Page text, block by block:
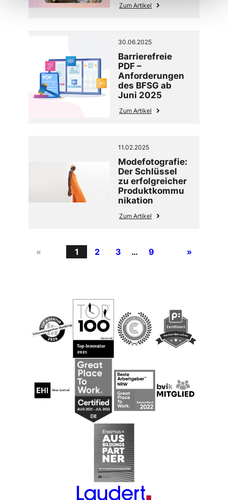
Zum Artikel
30.06.2025
Barrierefreie
PDF –
Anforderungen
des BFSG ab
Juni 2025
Zum Artikel
11.02.2025
Modefotografie:
Der Schlüssel
zu erfolgreicher
Produktkommu
nikation
Zum Artikel
« 1 2 3 … 9 »